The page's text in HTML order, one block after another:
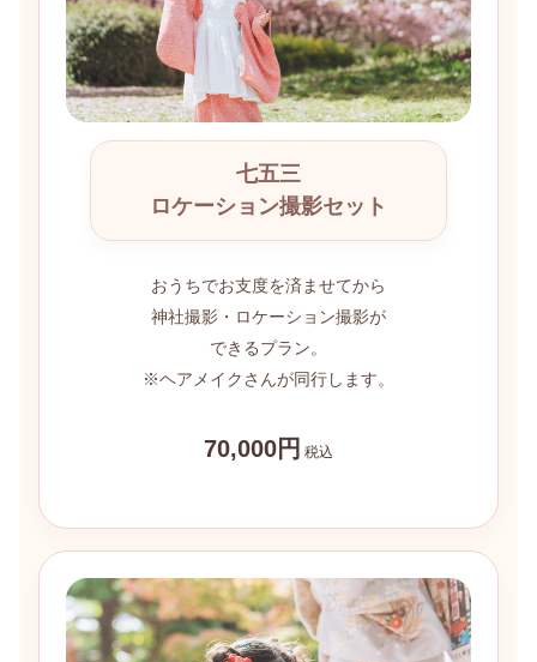
七五三
ロケーション撮影セット
おうちでお支度を済ませてから
神社撮影・ロケーション撮影が
できるプラン。
※ヘアメイクさんが同行します。
70,000円 税込